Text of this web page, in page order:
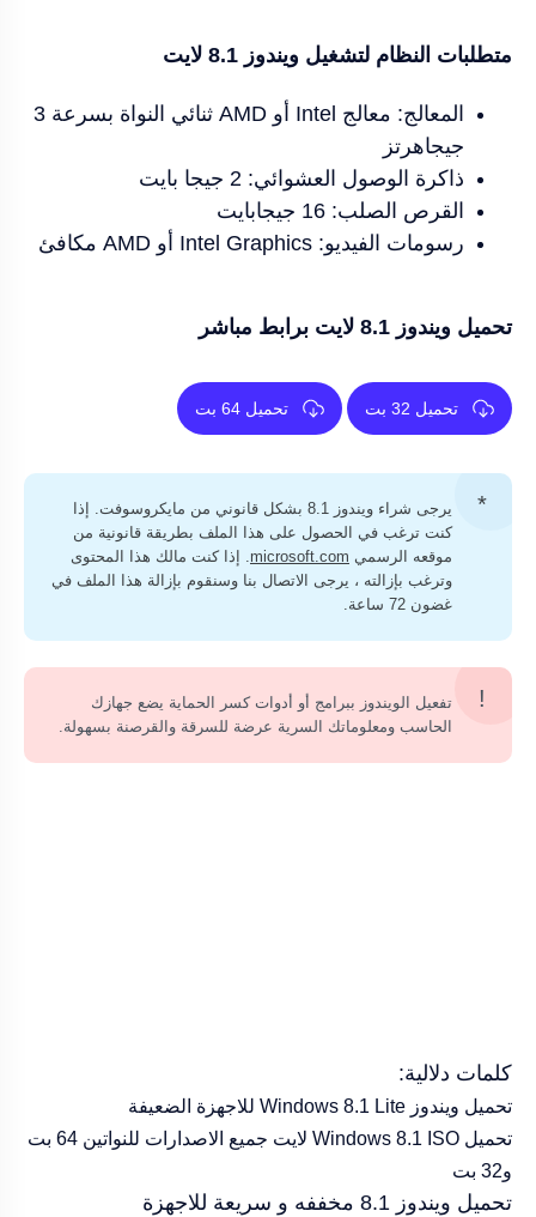
متطلبات النظام لتشغيل ويندوز 8.1 لايت
المعالج: معالج Intel أو AMD ثنائي النواة بسرعة 3
جيجاهرتز
ذاكرة الوصول العشوائي: 2 جيجا بايت
القرص الصلب: 16 جيجابايت
رسومات الفيديو: Intel Graphics أو AMD مكافئ
تحميل ويندوز 8.1 لايت برابط مباشر
تحميل 32 بت تحميل 64 بت
يرجى شراء ويندوز 8.1 بشكل قانوني من مايكروسوفت. إذا
كنت ترغب في الحصول على هذا الملف بطريقة قانونية من
موقعه الرسمي microsoft.com . إذا كنت مالك هذا المحتوى
وترغب بإزالته ، يرجى الاتصال بنا وسنقوم بإزالة هذا الملف في
غضون 72 ساعة.
تفعيل الويندوز ببرامج أو أدوات كسر الحماية يضع جهازك
الحاسب ومعلوماتك السرية عرضة للسرقة والقرصنة بسهولة.
كلمات دلالية:
تحميل ويندوز Windows 8.1 Lite للاجهزة الضعيفة
تحميل Windows 8.1 ISO لايت جميع الاصدارات للنواتين 64 بت
و32 بت
تحميل ويندوز 8.1 مخففه و سريعة للاجهزة